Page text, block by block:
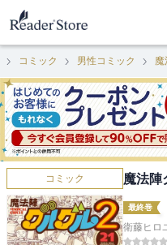
コミック 男性コミック 魔
コミック 魔法陣
最終巻
衛藤ヒロ